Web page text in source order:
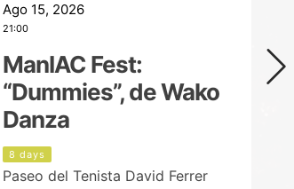
Ago 15, 2026
21:00
ManIAC Fest:
“Dummies”, de Wako
Danza
8 days
Paseo del Tenista David Ferrer